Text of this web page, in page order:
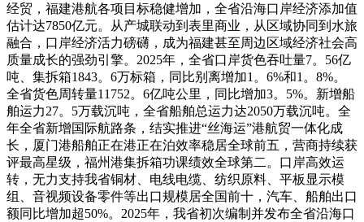
经贸，福建港航各项目标稳健增加，全省沿海口岸经济添加值
估计达7850亿元。从产城联动到表里商业，从区域协同到水旅
融合，口岸经济活力磅礴，成为福建甚至周边区域经济社会高
质量成长的强劲引擎。2025年，全省口岸货色吞吐量7。56亿
吨、集拆箱1843。6万标箱，同比别离增加1。6%和1。8%。
全省货色周转量11752。6亿吨公里，同比增加3。5%。新增船
舶运力27。5万载沉吨，全省船舶总运力达2050万载沉吨。全
年全省新增国际航路条，结实推进“丝海运”港航贸一体化成
长，厦门港船舶正在港正在泊效率稳居全球前五，营商持续获
评最高星级，福州港集拆箱功课绩效全球第二。口岸高效运
转，无力支持我省铜材、电线电缆、纺织原料、平板显示模
组、音视频设备零件等出口规模居全国前十，汽车、船舶出口
额同比增加超50%。2025年，我省初次编制并发布全省沿海口